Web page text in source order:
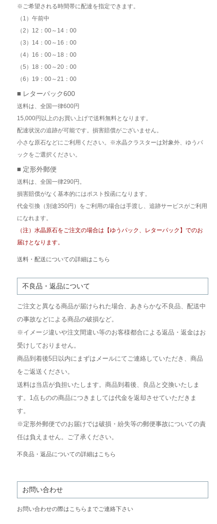
※ご希望される時間帯に配達を指定できます。
（1）午前中
（2）12：00～14：00
（3）14：00～16：00
（4）16：00～18：00
（5）18：00～20：00
（6）19：00～21：00
■ レターパック600
送料は、全国一律600円
15,000円以上のお買い上げで送料無料となります。
配達状況の追跡が可能です。損害賠償がございません。
小さな原石などにご利用ください。※水晶クラスターは対象外、ゆうパ
ックをご選択ください。
■ 定形外郵便
送料は、全国一律290円。
損害賠償がなく基本的にはポスト投函になります。
代金引換（別途350円）をご利用の場合は手渡し、追跡サービスがご利用
になれます。
（注）水晶原石をご注文の場合は【ゆうパック、レターパック】でのお
届けとなります。
送料・配送についての詳細はこちら
不良品・返品について
ご注文と異なる商品が届けられた場合、あきらかな不良品、配送中
の事故などによる商品の破損など。
※イメージ違いや注文間違い等のお客様都合による返品・返金はお
受けしておりません。
商品到着後5日以内にまずはメールにてご連絡していただき、商品
をご返送ください。
送料は当店が負担いたします。商品到着後、良品と交換いたしま
す。1点ものの商品につきましては代金を返却させていただきま
す。
※定形外郵便でのお届けでは破損・紛失等の郵便事故についての責
任は負えません。ご了承ください。
不良品・返品についての詳細はこちら
お問い合わせ
お問い合わせの際はこちらまでご連絡下さい